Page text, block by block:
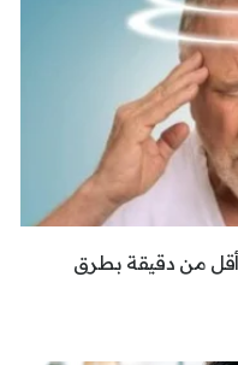
أقل من دقيقة بطرق